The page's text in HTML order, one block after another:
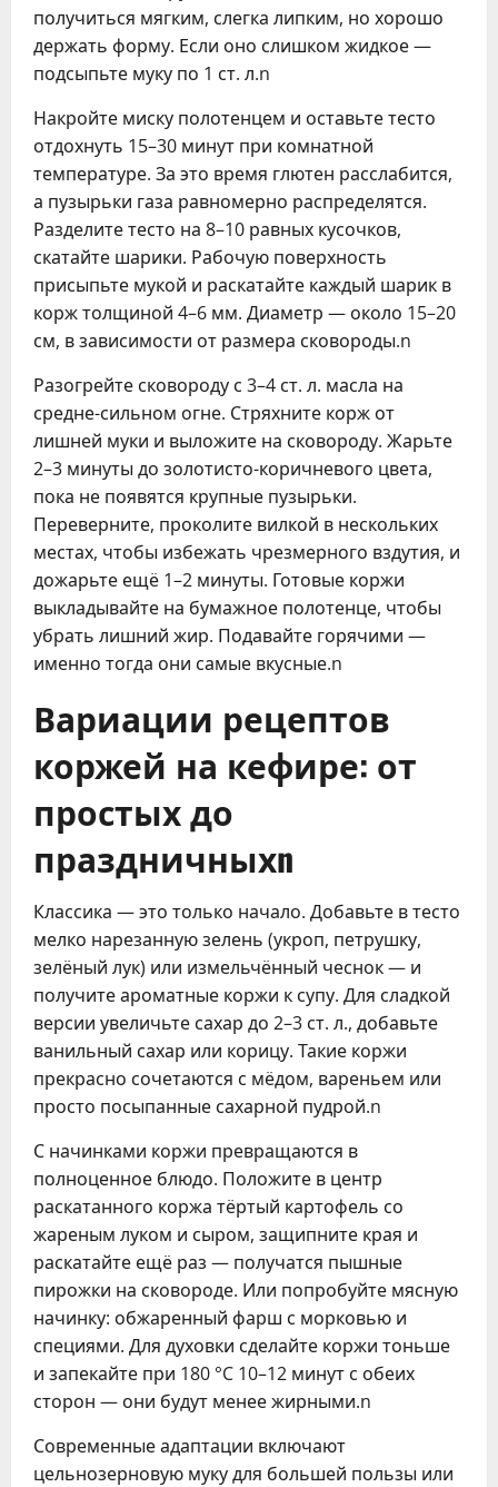
получиться мягким, слегка липким, но хорошо
держать форму. Если оно слишком жидкое —
подсыпьте муку по 1 ст. л.n
Накройте миску полотенцем и оставьте тесто
отдохнуть 15–30 минут при комнатной
температуре. За это время глютен расслабится,
а пузырьки газа равномерно распределятся.
Разделите тесто на 8–10 равных кусочков,
скатайте шарики. Рабочую поверхность
присыпьте мукой и раскатайте каждый шарик в
корж толщиной 4–6 мм. Диаметр — около 15–20
см, в зависимости от размера сковороды.n
Разогрейте сковороду с 3–4 ст. л. масла на
средне-сильном огне. Стряхните корж от
лишней муки и выложите на сковороду. Жарьте
2–3 минуты до золотисто-коричневого цвета,
пока не появятся крупные пузырьки.
Переверните, проколите вилкой в нескольких
местах, чтобы избежать чрезмерного вздутия, и
дожарьте ещё 1–2 минуты. Готовые коржи
выкладывайте на бумажное полотенце, чтобы
убрать лишний жир. Подавайте горячими —
именно тогда они самые вкусные.n
Вариации рецептов
коржей на кефире: от
простых до
праздничныхn
Классика — это только начало. Добавьте в тесто
мелко нарезанную зелень (укроп, петрушку,
зелёный лук) или измельчённый чеснок — и
получите ароматные коржи к супу. Для сладкой
версии увеличьте сахар до 2–3 ст. л., добавьте
ванильный сахар или корицу. Такие коржи
прекрасно сочетаются с мёдом, вареньем или
просто посыпанные сахарной пудрой.n
С начинками коржи превращаются в
полноценное блюдо. Положите в центр
раскатанного коржа тёртый картофель со
жареным луком и сыром, защипните края и
раскатайте ещё раз — получатся пышные
пирожки на сковороде. Или попробуйте мясную
начинку: обжаренный фарш с морковью и
специями. Для духовки сделайте коржи тоньше
и запекайте при 180 °C 10–12 минут с обеих
сторон — они будут менее жирными.n
Современные адаптации включают
цельнозерновую муку для большей пользы или